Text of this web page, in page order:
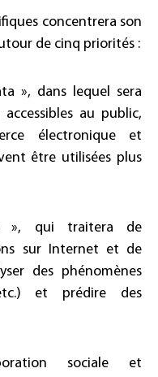
concentrera son
de cinq priorités :
», dans lequel sera
au public,
électronique et
être utilisées plus
», qui traitera de
sur Internet et de
des phénomènes
et prédire des
sociale et